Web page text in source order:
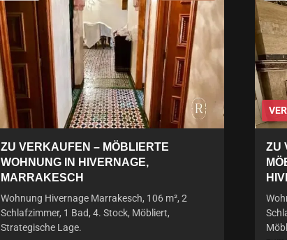
ZU VERKAUFEN – MÖBLIERTE
WOHNUNG IN HIVERNAGE,
MARRAKESCH
Wohnung Hivernage Marrakesch, 106 m², 2
Schlafzimmer, 1 Bad, 4. Stock, Möbliert,
Strategische Lage.
ZU